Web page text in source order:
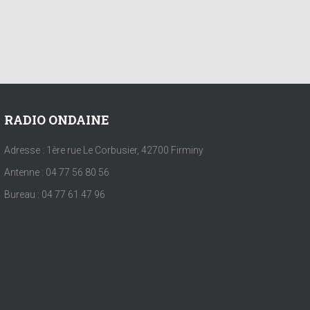
RADIO ONDAINE
Adresse : 1ère rue Le Corbusier, 42700 Firminy
Antenne : 04 77 56 80 56
Bureau : 04 77 61 47 96